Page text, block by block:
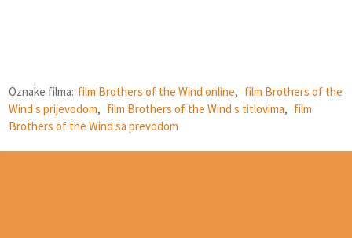
Oznake filma: film Brothers of the Wind online, film Brothers of the
Wind s prijevodom, film Brothers of the Wind s titlovima, film
Brothers of the Wind sa prevodom